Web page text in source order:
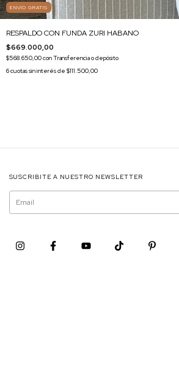
ENVÍO GRATIS
RESPALDO CON FUNDA ZURI HABANO
$669.000,00
$568.650,00conTransferencia o depósito
6cuotas sin interés de $111.500,00
SUSCRIBITE A NUESTRO NEWSLETTER